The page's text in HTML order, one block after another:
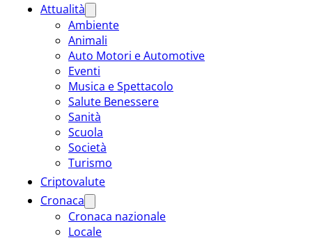
Attualità
Ambiente
Animali
Auto Motori e Automotive
Eventi
Musica e Spettacolo
Salute Benessere
Sanità
Scuola
Società
Turismo
Criptovalute
Cronaca
Cronaca nazionale
Locale